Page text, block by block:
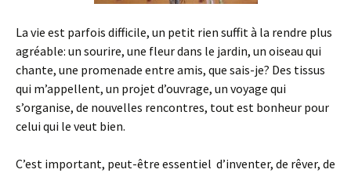
La vie est parfois difficile, un petit rien suffit à la rendre plus
agréable: un sourire, une fleur dans le jardin, un oiseau qui
chante, une promenade entre amis, que sais-je? Des tissus
qui m’appellent, un projet d’ouvrage, un voyage qui
s’organise, de nouvelles rencontres, tout est bonheur pour
celui qui le veut bien.
C’est important, peut-être essentiel d’inventer, de rêver, de